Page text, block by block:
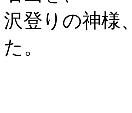
沢登りの神様
た。